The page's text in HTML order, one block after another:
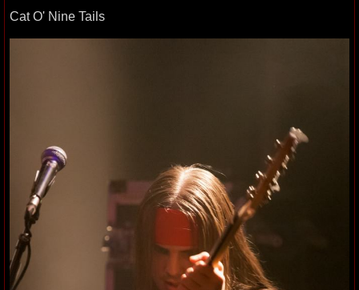
Cat O' Nine Tails